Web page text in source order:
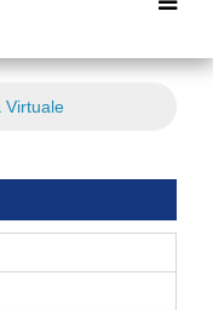
Virtuale